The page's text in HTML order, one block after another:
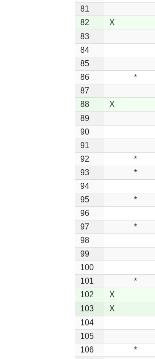
81
82
X
83
84
85
86
*
87
88
X
89
90
91
92
*
93
*
94
95
*
96
97
*
98
99
100
101
*
102
X
103
X
104
105
106
*